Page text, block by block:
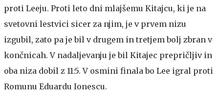
proti Leeju. Proti leto dni mlajšemu Kitajcu, ki je na
svetovni lestvici sicer za njim, je v prvem nizu
izgubil, zato pa je bil v drugem in tretjem bolj zbran v
končnicah. V nadaljevanju je bil Kitajec prepričljiv in
oba niza dobil z 11:5. V osmini finala bo Lee igral proti
Romunu Eduardu Ionescu.